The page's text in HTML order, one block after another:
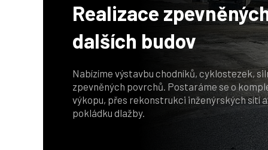
Realizace
dalších budov
Nabízíme výstavbu chodníků, cyklostezek,
zpevněných povrchů. Postaráme se o
výkopu, přes rekonstrukci inženýrských sítí
pokládku dlažby.